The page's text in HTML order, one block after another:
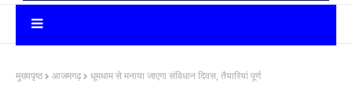
मुख्यपृष्ठ आजमगढ़ धूमधाम से मनाया जाएगा संविधान दिवस, तैयारियां पूर्ण